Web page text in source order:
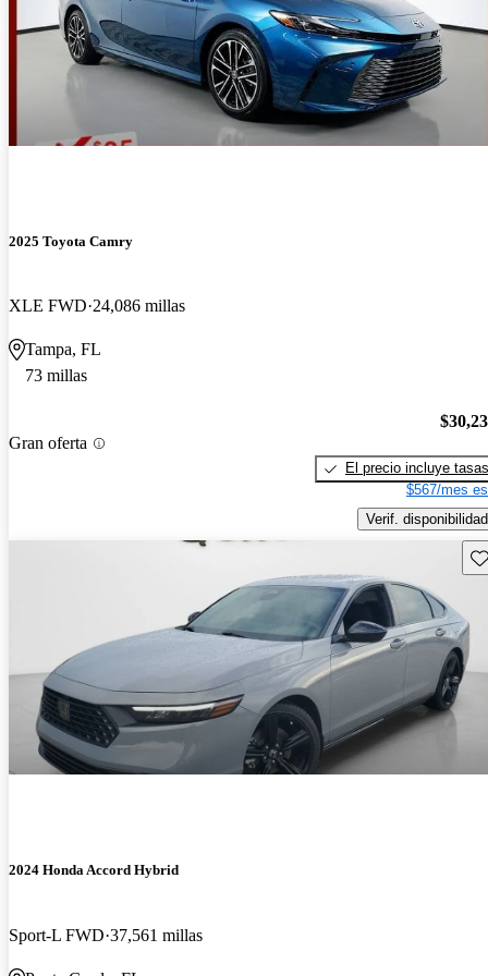
2025 Toyota Camry
XLE FWD 24,086 millas
Tampa, FL
73 millas
Gran oferta
El precio incluye tasas
$567/mes
Verif. disponibilidad
2024 Honda Accord Hybrid
Sport-L FWD 37,561 millas